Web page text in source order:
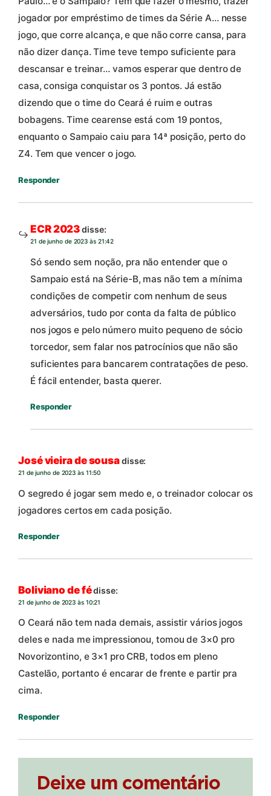
jogador por empréstimo de times da Série A… nesse
jogo, que corre alcança, e que não corre cansa, para
não dizer dança. Time teve tempo suficiente para
descansar e treinar… vamos esperar que dentro de
casa, consiga conquistar os 3 pontos. Já estão
dizendo que o time do Ceará é ruim e outras
bobagens. Time cearense está com 19 pontos,
enquanto o Sampaio caiu para 14ª posição, perto do
Z4. Tem que vencer o jogo.
Responder
ECR 2023disse:
21 de junho de 2023 às 21:42
Só sendo sem noção, pra não entender que o
Sampaio está na Série-B, mas não tem a mínima
condições de competir com nenhum de seus
adversários, tudo por conta da falta de público
nos jogos e pelo número muito pequeno de sócio
torcedor, sem falar nos patrocínios que não são
suficientes para bancarem contratações de peso.
É fácil entender, basta querer.
Responder
José vieira de sousadisse:
21 de junho de 2023 às 11:50
O segredo é jogar sem medo e, o treinador colocar os
jogadores certos em cada posição.
Responder
Boliviano de fédisse:
21 de junho de 2023 às 10:21
O Ceará não tem nada demais, assistir vários jogos
deles e nada me impressionou, tomou de 3×0 pro
Novorizontino, e 3×1 pro CRB, todos em pleno
Castelão, portanto é encarar de frente e partir pra
cima.
Responder
Deixe um comentário